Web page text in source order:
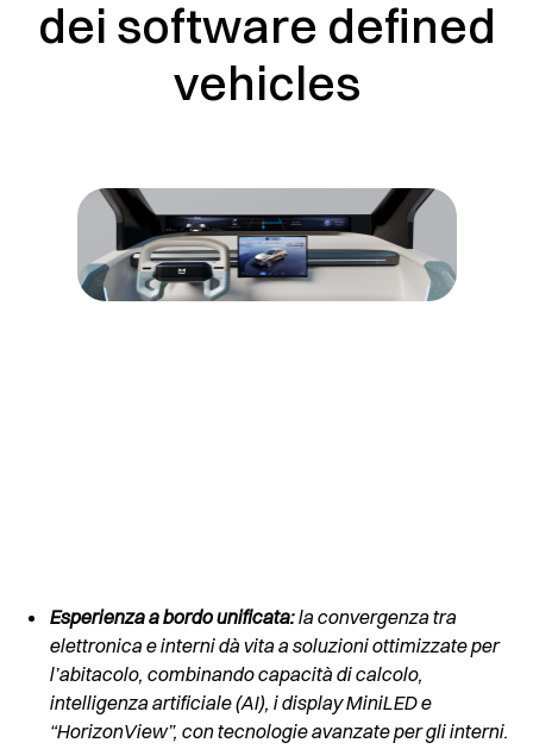
dei software defined
vehicles
Esperienza a bordo unificata:la convergenza tra
elettronica e interni dà vita a soluzioni ottimizzate per
l’abitacolo, combinando capacità di calcolo,
intelligenza artificiale (AI), i display MiniLED e
“HorizonView”, con tecnologie avanzate per gli interni.